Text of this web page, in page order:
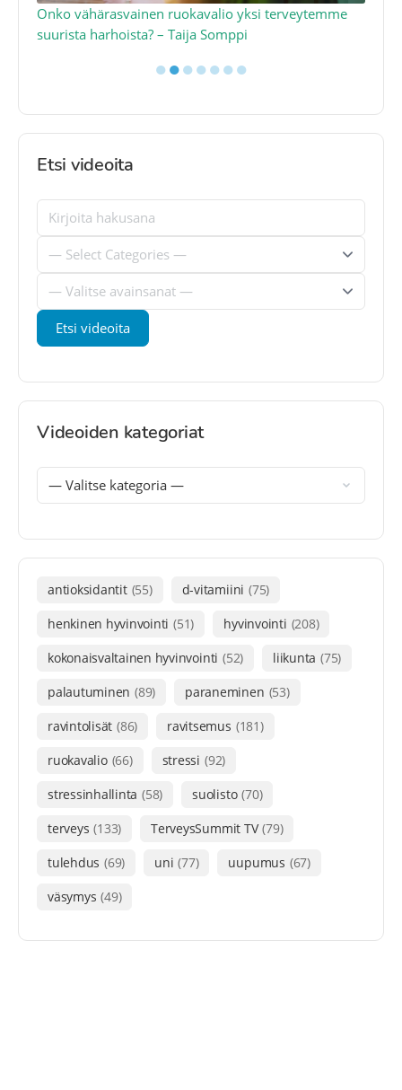
Onko vähärasvainen ruokavalio yksi terveytemme
suurista harhoista? – Taija Somppi
●●●●●●●
Etsi videoita
Videoiden kategoriat
antioksidantit (55) d-vitamiini (75)
henkinen hyvinvointi (51) hyvinvointi (208)
kokonaisvaltainen hyvinvointi (52) liikunta (75)
palautuminen (89) paraneminen (53)
ravintolisät (86) ravitsemus (181)
ruokavalio (66) stressi (92)
stressinhallinta (58) suolisto (70)
terveys (133) TerveysSummit TV (79)
tulehdus (69) uni (77) uupumus (67)
väsymys (49)